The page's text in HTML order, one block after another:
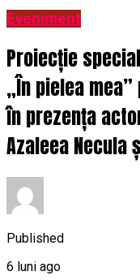
Eveniment
Proiecție
„În pielea
în prezența
Azaleea Necula
Published
6 luni ago